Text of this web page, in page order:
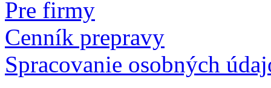
Pre firmy
Cenník prepravy
Spracovanie osobných